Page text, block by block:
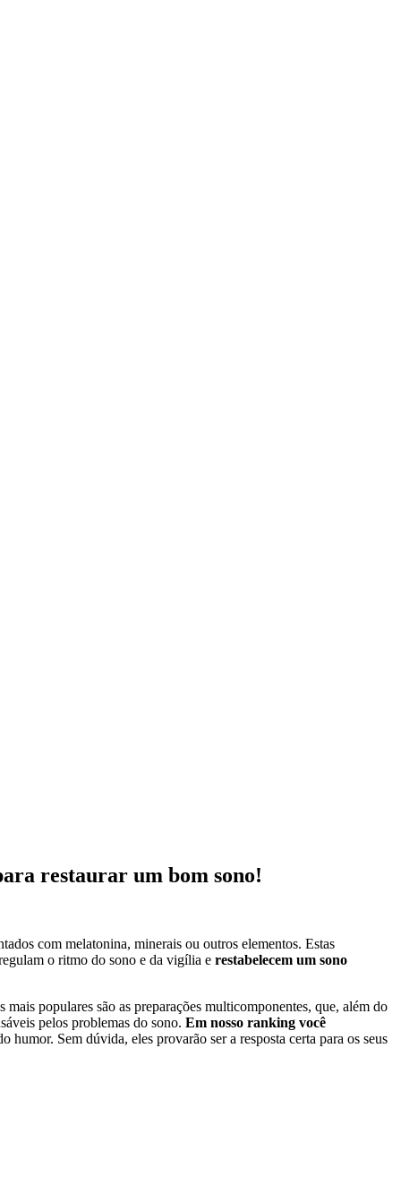
restaurar um bom sono!
com melatonina, minerais ou outros elementos. Estas
o ritmo do sono e da vigília e restabelecem um sono
mais populares são as preparações multicomponentes, que, além do
pelos problemas do sono. Em nosso ranking você
humor. Sem dúvida, eles provarão ser a resposta certa para os seus